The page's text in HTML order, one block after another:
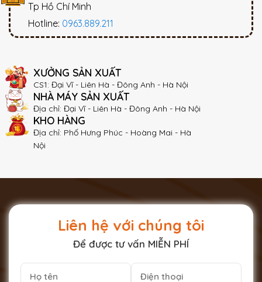
Tp Hồ Chí Minh
Hotline: 0963.889.211
XƯỞNG SẢN XUẤT
CS1: Đại Vĩ - Liên Hà - Đông Anh - Hà Nội
NHÀ MÁY SẢN XUẤT
Địa chỉ: Đại Vĩ - Liên Hà - Đông Anh - Hà Nội
KHO HÀNG
Địa chỉ: Phố Hưng Phúc - Hoàng Mai - Hà
Nội
Liên hệ với chúng tôi
Để được tư vấn MIỄN PHÍ